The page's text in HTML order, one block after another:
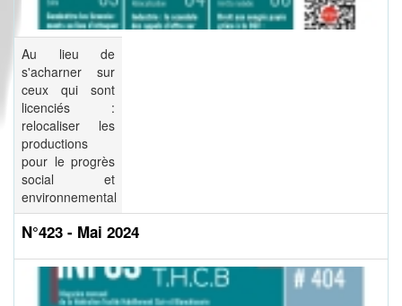
Au lieu de
s'acharner sur
ceux qui sont
licenciés :
relocaliser les
productions
pour le progrès
social et
environnemental
N°423 - Mai 2024